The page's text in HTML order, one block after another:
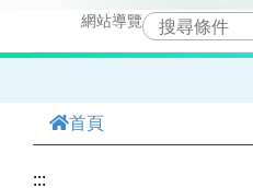
容
網站導覽
首頁
:::